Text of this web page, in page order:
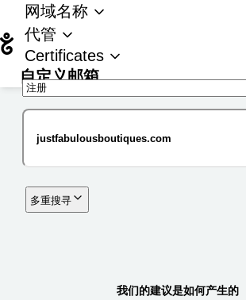
网域名称
代管
Certificates
自定义邮箱
多重搜寻
我们的建议是如何产生的